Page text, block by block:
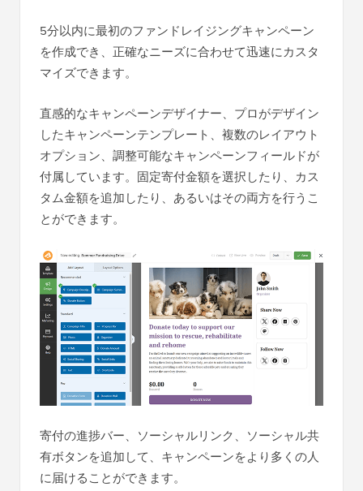
5分以内に最初のファンドレイジングキャンペーン
を作成でき、正確なニーズに合わせて迅速にカスタ
マイズできます。
直感的なキャンペーンデザイナー、プロがデザイン
したキャンペーンテンプレート、複数のレイアウト
オプション、調整可能なキャンペーンフィールドが
付属しています。固定寄付金額を選択したり、カス
タム金額を追加したり、あるいはその両方を行うこ
とができます。
寄付の進捗バー、ソーシャルリンク、ソーシャル共
有ボタンを追加して、キャンペーンをより多くの人
に届けることができます。